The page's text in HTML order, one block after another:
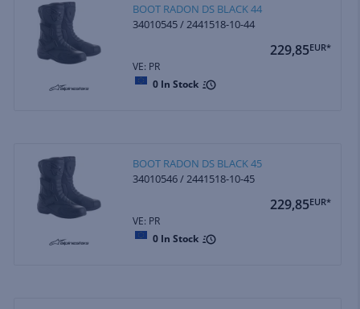
BOOT RADON DS BLACK 44
34010545 / 2441518-10-44
229,85EUR*
VE: PR
0 In Stock
BOOT RADON DS BLACK 45
34010546 / 2441518-10-45
229,85EUR*
VE: PR
0 In Stock